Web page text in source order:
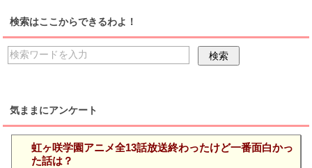
検索はここからできるわよ！
気ままにアンケート
虹ヶ咲学園アニメ全13話放送終わったけど一番面白かっ
た話は？